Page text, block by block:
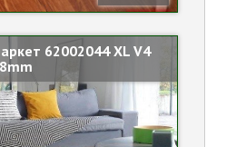
62002044 XL V4